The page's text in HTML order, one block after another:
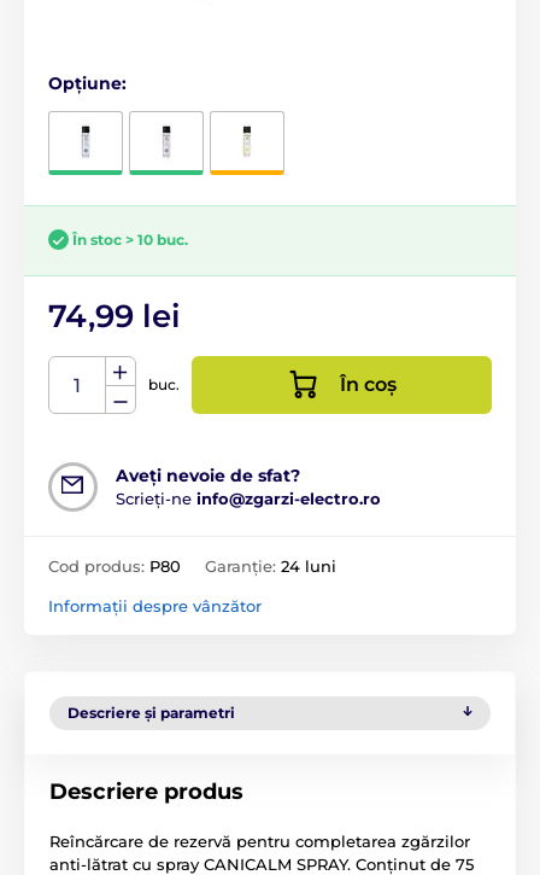
Opțiune:
În stoc > 10 buc.
74,99 lei
buc. În coș
Aveți nevoie de sfat?
Scrieți-ne info@zgarzi-electro.ro
Cod produs: P80 Garanție: 24 luni
Informații despre vânzător
Descriere și parametri
Descriere produs
Reîncărcare de rezervă pentru completarea zgărzilor
anti-lătrat cu spray CANICALM SPRAY. Conținut de 75